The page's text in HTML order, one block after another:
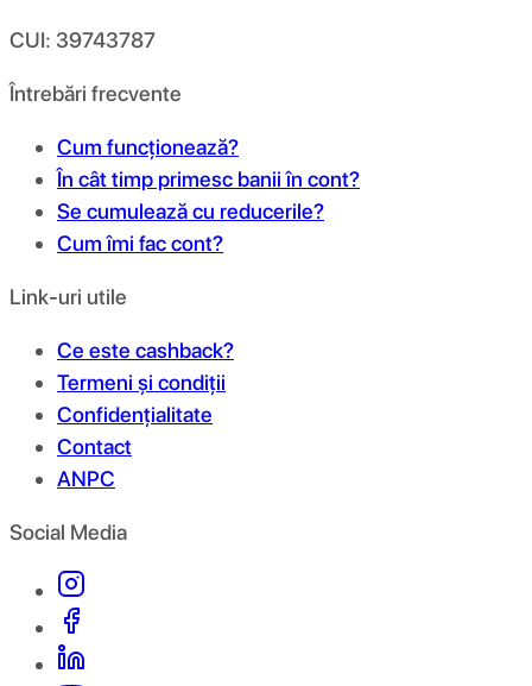
CUI: 39743787
Întrebări frecvente
Cum funcționează?
În cât timp primesc banii în cont?
Se cumulează cu reducerile?
Cum îmi fac cont?
Link-uri utile
Ce este cashback?
Termeni și condiții
Confidențialitate
Contact
ANPC
Social Media